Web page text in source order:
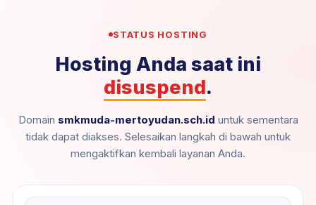
STATUS HOSTING
Hosting Anda saat ini
disuspend.
Domain smkmuda-mertoyudan.sch.id untuk sementara
tidak dapat diakses. Selesaikan langkah di bawah untuk
mengaktifkan kembali layanan Anda.